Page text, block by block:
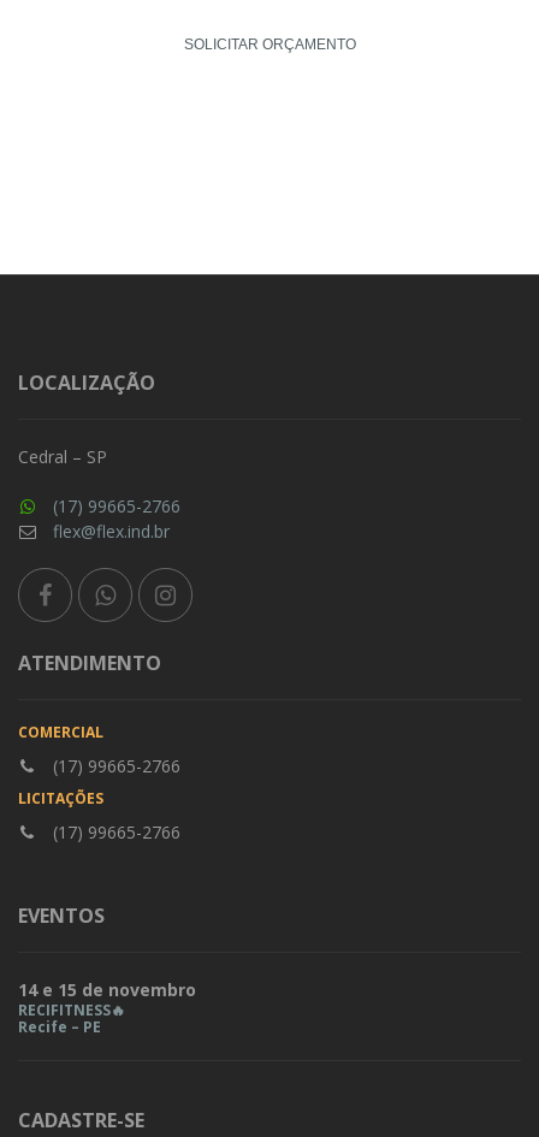
SOLICITAR ORÇAMENTO
LOCALIZAÇÃO
Cedral – SP
(17) 99665-2766
flex@flex.ind.br
ATENDIMENTO
COMERCIAL
(17) 99665-2766
LICITAÇÕES
(17) 99665-2766
EVENTOS
14 e 15 de novembro
RECIFITNESS🔥
Recife – PE
CADASTRE-SE